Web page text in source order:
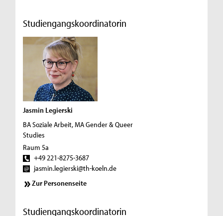
Studiengangskoordinatorin
Jasmin Legierski
BA Soziale Arbeit, MA Gender & Queer
Studies
Raum 5a
+49 221-8275-3687
jasmin.legierski@th-koeln.de
Zur Personenseite
Studiengangskoordinatorin